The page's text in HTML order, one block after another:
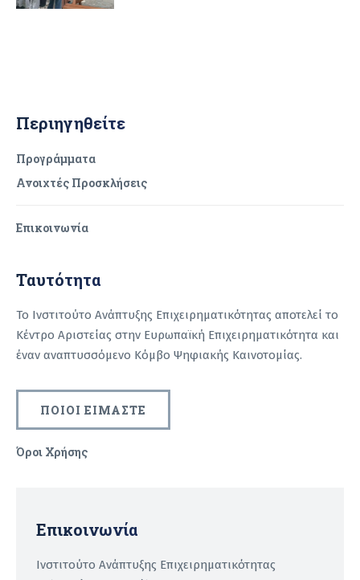
Περιηγηθείτε
Προγράμματα
Ανοιχτές Προσκλήσεις
Επικοινωνία
Ταυτότητα
Το Ινστιτούτο Ανάπτυξης Επιχειρηματικότητας αποτελεί το
Κέντρο Αριστείας στην Ευρωπαϊκή Επιχειρηματικότητα και
έναν αναπτυσσόμενο Κόμβο Ψηφιακής Καινοτομίας.
ΠΟΙΟΙ ΕΙΜΑΣΤΕ
Όροι Χρήσης
Επικοινωνία
Ινστιτούτο Ανάπτυξης Επιχειρηματικότητας